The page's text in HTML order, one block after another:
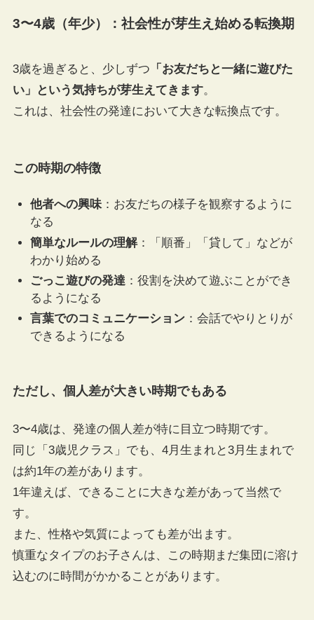
3〜4歳（年少）：社会性が芽生え始める転換期
3歳を過ぎると、少しずつ 「お友だちと一緒に遊びた
い」という気持ちが芽生えてきます。
これは、社会性の発達において大きな転換点です。
この時期の特徴
他者への興味：お友だちの様子を観察するように
なる
簡単なルールの理解：「順番」「貸して」などが
わかり始める
ごっこ遊びの発達 ：役割を決めて遊ぶことができ
るようになる
言葉でのコミュニケーション ：会話でやりとりが
できるようになる
ただし、個人差が大きい時期でもある
3〜4歳は、発達の個人差が特に目立つ時期です。
同じ「3歳児クラス」でも、4月生まれと3月生まれで
は約1年の差があります。
1年違えば、できることに大きな差があって当然で
す。
また、性格や気質によっても差が出ます。
慎重なタイプのお子さんは、この時期まだ集団に溶け
込むのに時間がかかることがあります。